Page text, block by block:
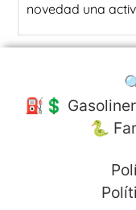
novedad una
⛽️💲
🐍